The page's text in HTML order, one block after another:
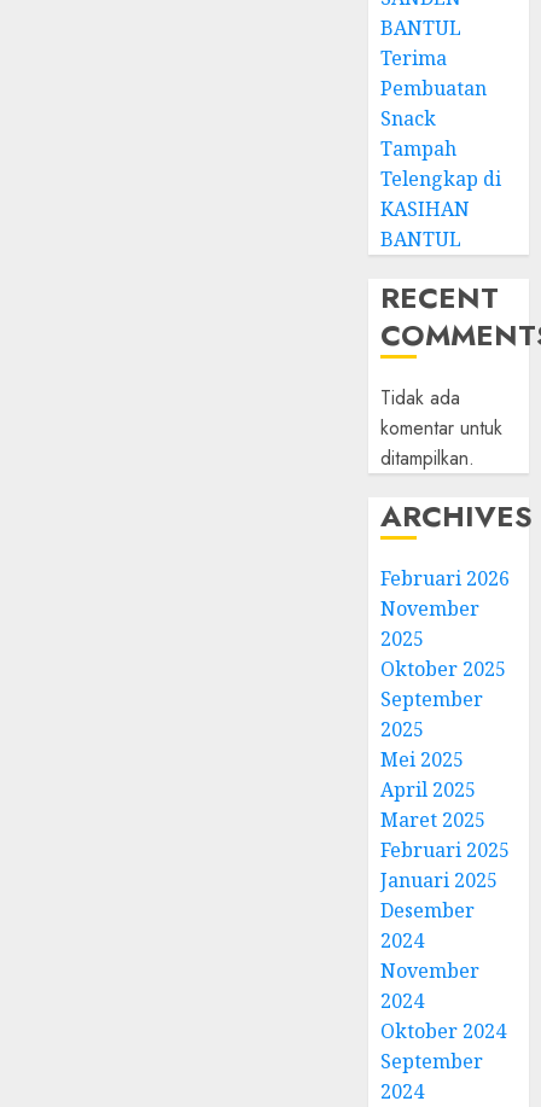
BANTUL
Terima
Pembuatan
Snack
Tampah
Telengkap di
KASIHAN
BANTUL
RECENT
Tidak ada
komentar untuk
ditampilkan.
ARCHIVES
Februari 2026
November
2025
Oktober 2025
September
2025
Mei 2025
April 2025
Maret 2025
Februari 2025
Januari 2025
Desember
2024
November
2024
Oktober 2024
September
2024